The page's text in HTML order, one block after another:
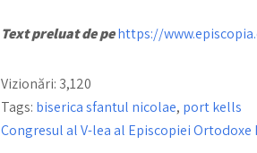
Text preluat de pehttps://
Vizionări: 3,120
Tags: biserica sfantul nicolae, port kells
Post
Congresul al V-lea al Episcopiei Ortodoxe